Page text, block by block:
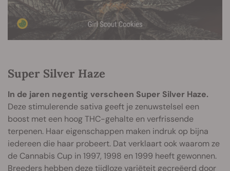
Super Silver Haze
In de jaren negentig verscheen Super Silver Haze.
Deze stimulerende sativa geeft je zenuwstelsel een
boost met een hoog THC-gehalte en verfrissende
terpenen. Haar eigenschappen maken indruk op bijna
iedereen die haar probeert. Dat verklaart ook waarom ze
de Cannabis Cup in 1997, 1998 en 1999 heeft gewonnen.
Breeders hebben deze tijdloze variëteit gecreëerd door